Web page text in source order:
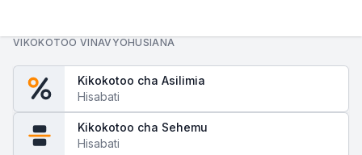
VIKOKOTOO VINAVYOHUSIANA
Kikokotoo cha Asilimia
Hisabati
Kikokotoo cha Sehemu
Hisabati